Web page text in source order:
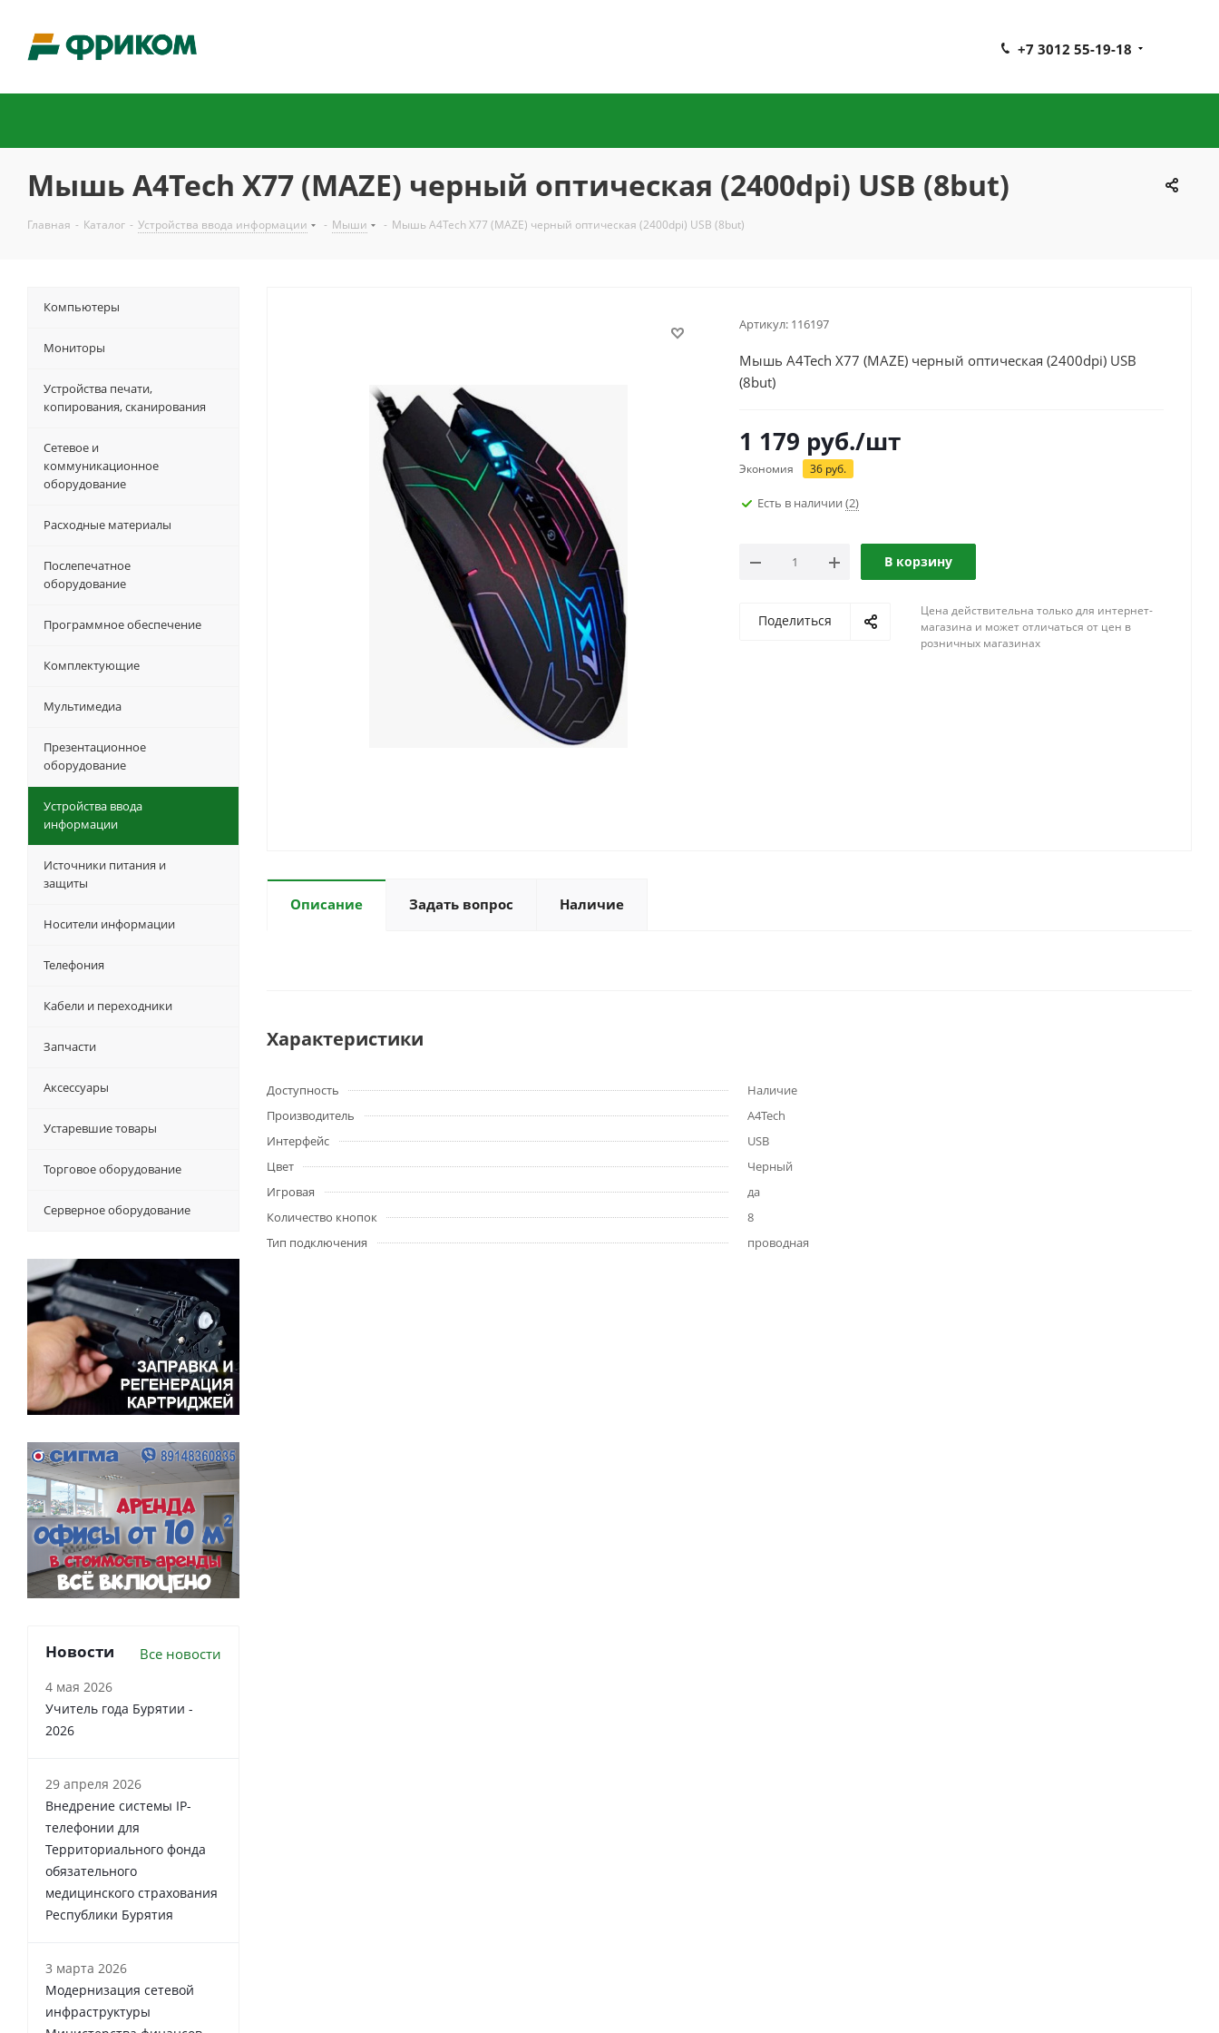
+7 3012 55-19-18
Мышь A4Tech X77 (MAZE) черный оптическая (2400dpi) USB (8but)
Главная - Каталог - Устройства ввода информации - Мыши - Мышь A4Tech X77 (MAZE) черный оптическая (2400dpi) USB (8but)
Артикул: 116197
Мышь A4Tech X77 (MAZE) черный оптическая (2400dpi) USB
(8but)
1 179 руб./шт
Экономия 36 руб.
Есть в наличии (2)
В корзину
Поделиться
Цена действительна только для интернет-
магазина и может отличаться от цен в
розничных магазинах
Описание Задать вопрос Наличие
Характеристики
Доступность
Наличие
Производитель
A4Tech
Интерфейс
USB
Цвет
Черный
Игровая
да
Количество кнопок
8
Тип подключения
проводная
Компьютеры
Мониторы
Устройства печати,
копирования, сканирования
Сетевое и
коммуникационное
оборудование
Расходные материалы
Послепечатное
оборудование
Программное обеспечение
Комплектующие
Мультимедиа
Презентационное
оборудование
Устройства ввода
информации
Источники питания и
защиты
Носители информации
Телефония
Кабели и переходники
Запчасти
Аксессуары
Устаревшие товары
Торговое оборудование
Серверное оборудование
Новости Все новости
4 мая 2026
Учитель года Бурятии -
2026
29 апреля 2026
Внедрение системы IP-
телефонии для
Территориального фонда
обязательного
медицинского страхования
Республики Бурятия
3 марта 2026
Модернизация сетевой
инфраструктуры